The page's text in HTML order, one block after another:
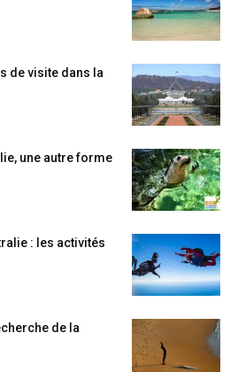
de visite dans la
une autre forme
: les activités
de la